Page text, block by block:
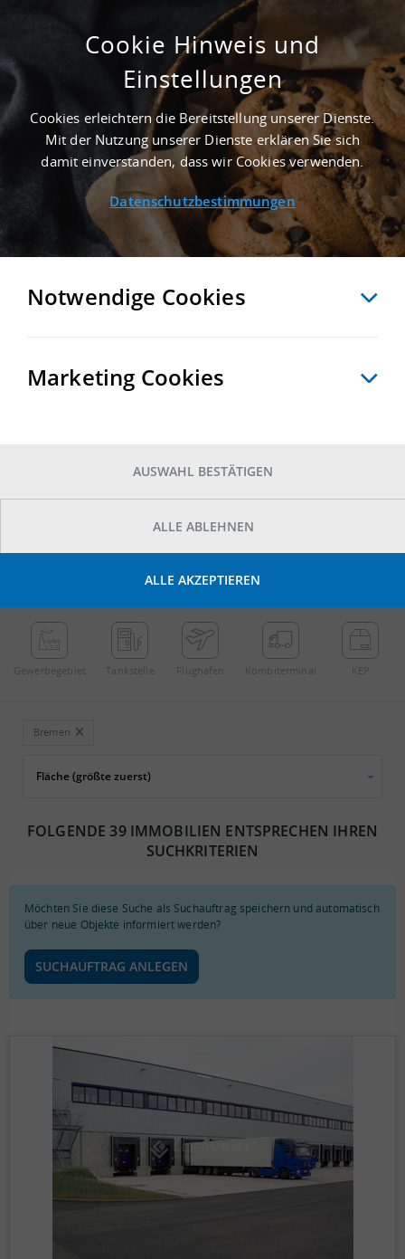
SUCHE ANPASSEN
39 Treffer anzeigen
39
POINTS OF INTEREST
Gewerbe­gebiet Tankstelle Flughafen Kombi­terminal KEP
Bremen
FOLGENDE 39 IMMOBILIEN ENTSPRECHEN IHREN
SUCHKRITERIEN
Möchten Sie diese Suche als Suchauftrag speichern und automatisch
über neue Objekte informiert werden?
SUCHAUFTRAG ANLEGEN
Cookie Hinweis und
Einstellungen
Cookies erleichtern die Bereitstellung unserer Dienste.
Mit der Nutzung unserer Dienste erklären Sie sich
damit einverstanden, dass wir Cookies verwenden.
Datenschutzbestimmungen
Notwendige Cookies
Marketing Cookies
AUSWAHL BESTÄTIGEN
ALLE ABLEHNEN
ALLE AKZEPTIEREN